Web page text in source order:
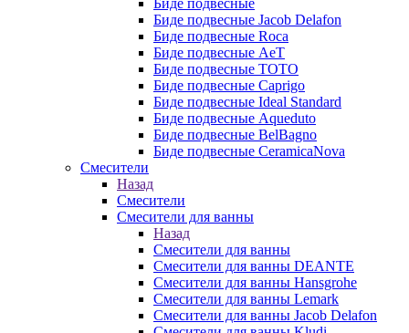
Биде подвесные
Биде подвесные Jacob Delafon
Биде подвесные Roca
Биде подвесные AeT
Биде подвесные TOTO
Биде подвесные Caprigo
Биде подвесные Ideal Standard
Биде подвесные Aqueduto
Биде подвесные BelBagno
Биде подвесные CeramicaNova
Смесители
Назад
Смесители
Смесители для ванны
Назад
Смесители для ванны
Смесители для ванны DEANTE
Смесители для ванны Hansgrohe
Смесители для ванны Lemark
Смесители для ванны Jacob Delafon